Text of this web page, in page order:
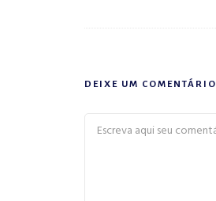
DEIXE UM COMENTÁRIO